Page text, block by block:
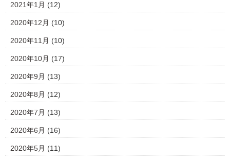
2021年1月 (12)
2020年12月 (10)
2020年11月 (10)
2020年10月 (17)
2020年9月 (13)
2020年8月 (12)
2020年7月 (13)
2020年6月 (16)
2020年5月 (11)